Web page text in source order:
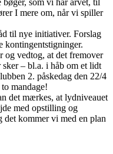
bøger, som vi har arvet, til
I mere om, når vi spiller
til nye initiativer. Forslag
kontingentstigninger.
og vedtog, at det fremover
sker – bl.a. i håb om et lidt
2. påskedag den 22/4
mandage!
det mærkes, at lydniveauet
med opstilling og
kommer vi med en plan